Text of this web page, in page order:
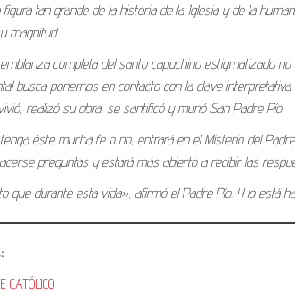
tan grande de la historia de la Iglesia y de la
magnitud.
completa del santo capuchino estigmatizado
busca ponernos en contacto con la clave
realizó su obra, se santificó y murió San Padre Pío.
éste mucha fe o no, entrará en el Misterio del
preguntas y estará más abierto a recibir las
durante esta vida», afirmó el Padre Pío. Y lo está